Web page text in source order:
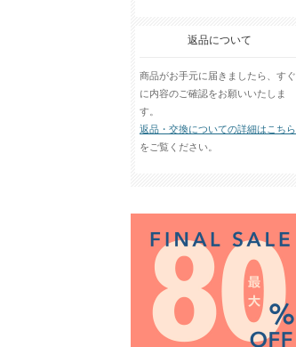
返品について
商品がお手元に届きましたら、すぐ
に内容のご確認をお願いいたしま
す。
返品・交換についての詳細はこちら
をご覧ください。